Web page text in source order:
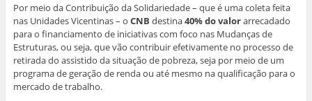
Por meio da Contribuição da Solidariedade – que é uma coleta feita
nas Unidades Vicentinas – o CNB destina40% do valorarrecadado
para o financiamento de iniciativas com foco nas Mudanças de
Estruturas, ou seja, que vão contribuir efetivamente no processo de
retirada do assistido da situação de pobreza, seja por meio de um
programa de geração de renda ou até mesmo na qualificação para o
mercado de trabalho.